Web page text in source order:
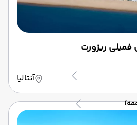
ریزورت
آنتالیا